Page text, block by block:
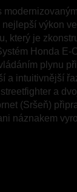
nejlepší výkon
který je
Honda E-
plynu
a intuitivnější
a
(Sršeň)
náznakem